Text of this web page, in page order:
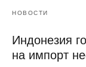
НОВОСТИ
Индонезия
на импорт